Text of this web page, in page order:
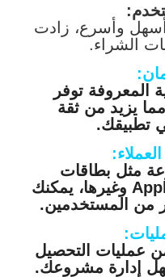
أسهل وأسرع، زادت
الشراء.
المعروفة توفر
يزيد من ثقة
تطبيقك.
مثل بطاقات
الائتمان، Apple Pay، PayPal وغيرها، يمكنك
من المستخدمين.
عمليات التحصيل
إدارة مشروعك.